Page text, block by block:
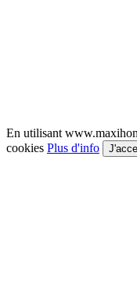
En utilisant
cookies Plus d'info